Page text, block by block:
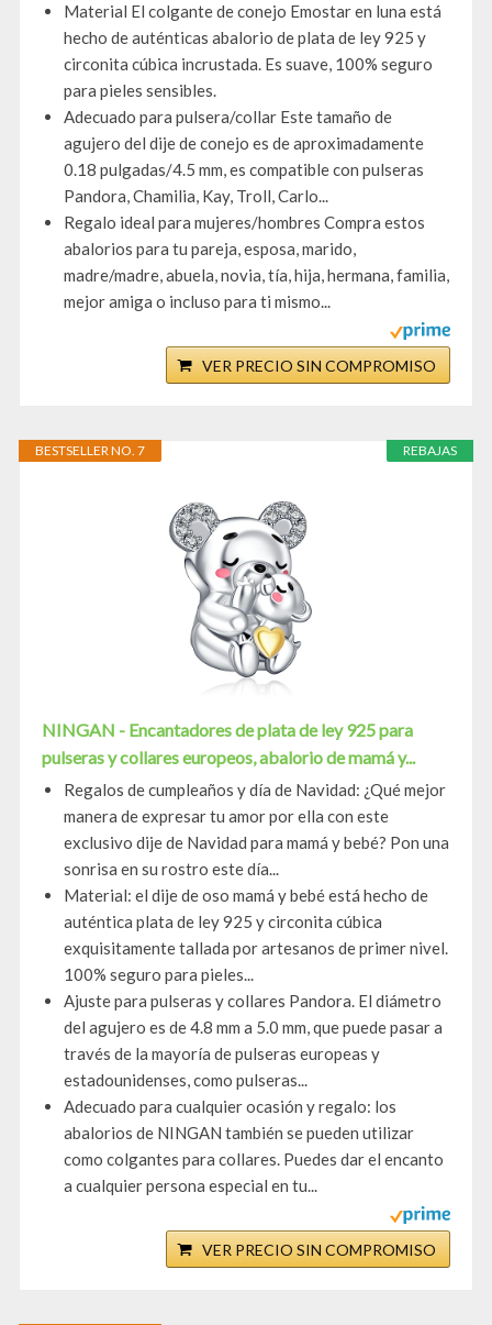
Material El colgante de conejo Emostar en luna está
hecho de auténticas abalorio de plata de ley 925 y
circonita cúbica incrustada. Es suave, 100% seguro
para pieles sensibles.
Adecuado para pulsera/collar Este tamaño de
agujero del dije de conejo es de aproximadamente
0.18 pulgadas/4.5 mm, es compatible con pulseras
Pandora, Chamilia, Kay, Troll, Carlo...
Regalo ideal para mujeres/hombres Compra estos
abalorios para tu pareja, esposa, marido,
madre/madre, abuela, novia, tía, hija, hermana, familia,
mejor amiga o incluso para ti mismo...
VER PRECIO SIN COMPROMISO
REBAJAS
BESTSELLER NO. 7
NINGAN - Encantadores de plata de ley 925 para
pulseras y collares europeos, abalorio de mamá y...
Regalos de cumpleaños y día de Navidad: ¿Qué mejor
manera de expresar tu amor por ella con este
exclusivo dije de Navidad para mamá y bebé? Pon una
sonrisa en su rostro este día...
Material: el dije de oso mamá y bebé está hecho de
auténtica plata de ley 925 y circonita cúbica
exquisitamente tallada por artesanos de primer nivel.
100% seguro para pieles...
Ajuste para pulseras y collares Pandora. El diámetro
del agujero es de 4.8 mm a 5.0 mm, que puede pasar a
través de la mayoría de pulseras europeas y
estadounidenses, como pulseras...
Adecuado para cualquier ocasión y regalo: los
abalorios de NINGAN también se pueden utilizar
como colgantes para collares. Puedes dar el encanto
a cualquier persona especial en tu...
VER PRECIO SIN COMPROMISO